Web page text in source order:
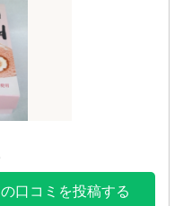
口コミを投稿する